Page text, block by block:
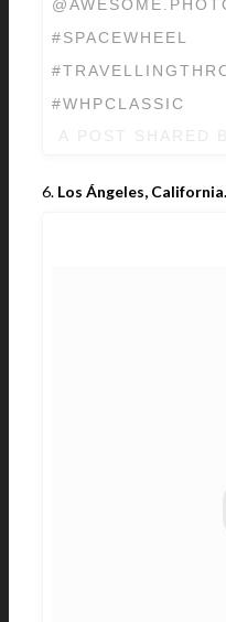
#SPACEWHEEL
#WHPCLASSIC
6. Los Ángeles, California.